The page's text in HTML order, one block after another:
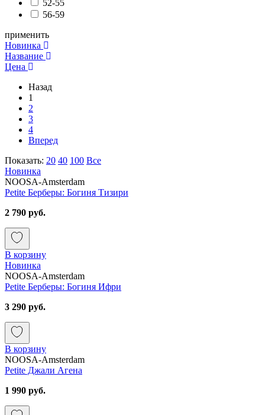
52-55
56-59
применить
Новинка
Название
Цена
Назад
1
2
3
4
Вперед
Показать: 20 40 100 Все
Новинка
NOOSA-Amsterdam
Petite Берберы: Богиня Тизири
2 790 руб.
В корзину
Новинка
NOOSA-Amsterdam
Petite Берберы: Богиня Ифри
3 290 руб.
В корзину
NOOSA-Amsterdam
Petite Джали Агена
1 990 руб.